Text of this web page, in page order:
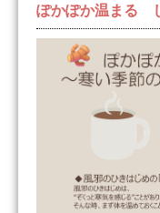
ぽかぽか温まる